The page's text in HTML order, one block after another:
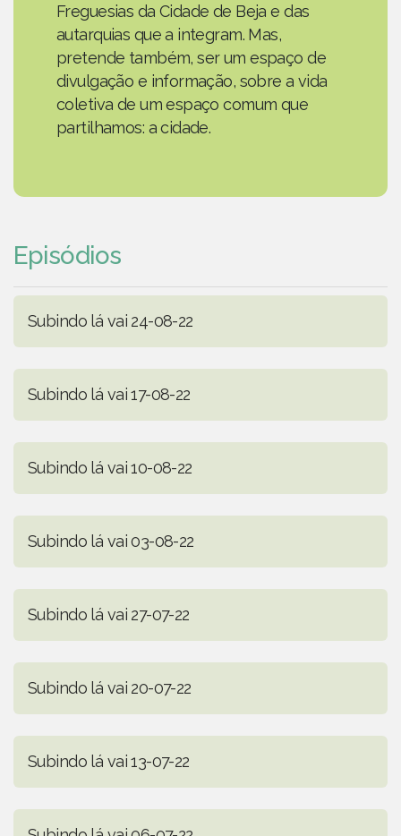
Freguesias da Cidade de Beja e das
autarquias que a integram. Mas,
pretende também, ser um espaço de
divulgação e informação, sobre a vida
coletiva de um espaço comum que
partilhamos: a cidade.
Episódios
Subindo lá vai 24-08-22
Subindo lá vai 17-08-22
Subindo lá vai 10-08-22
Subindo lá vai 03-08-22
Subindo lá vai 27-07-22
Subindo lá vai 20-07-22
Subindo lá vai 13-07-22